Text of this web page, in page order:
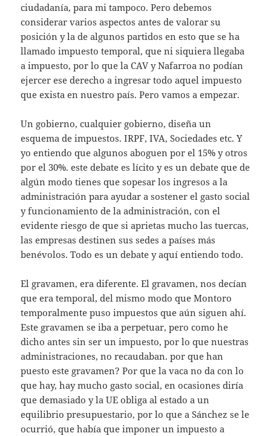
ciudadanía, para mi tampoco. Pero debemos
considerar varios aspectos antes de valorar su
posición y la de algunos partidos en esto que se ha
llamado impuesto temporal, que ni siquiera llegaba
a impuesto, por lo que la CAV y Nafarroa no podían
ejercer ese derecho a ingresar todo aquel impuesto
que exista en nuestro país. Pero vamos a empezar.
Un gobierno, cualquier gobierno, diseña un
esquema de impuestos. IRPF, IVA, Sociedades etc. Y
yo entiendo que algunos aboguen por el 15% y otros
por el 30%. este debate es lícito y es un debate que de
algún modo tienes que sopesar los ingresos a la
administración para ayudar a sostener el gasto social
y funcionamiento de la administración, con el
evidente riesgo de que si aprietas mucho las tuercas,
las empresas destinen sus sedes a países más
benévolos. Todo es un debate y aquí entiendo todo.
El gravamen, era diferente. El gravamen, nos decían
que era temporal, del mismo modo que Montoro
temporalmente puso impuestos que aún siguen ahí.
Este gravamen se iba a perpetuar, pero como he
dicho antes sin ser un impuesto, por lo que nuestras
administraciones, no recaudaban. por que han
puesto este gravamen? Por que la vaca no da con lo
que hay, hay mucho gasto social, en ocasiones diría
que demasiado y la UE obliga al estado a un
equilibrio presupuestario, por lo que a Sánchez se le
ocurrió, que había que imponer un impuesto a